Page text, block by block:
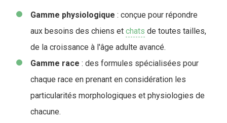
Gamme physiologique : conçue pour répondre
aux besoins des chiens et chats de toutes tailles,
de la croissance à l'âge adulte avancé.
Gamme race : des formules spécialisées pour
chaque race en prenant en considération les
particularités morphologiques et physiologies de
chacune.